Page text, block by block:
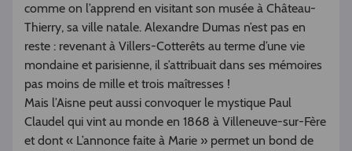
comme on l’apprend en visitant son musée à Château-
Thierry, sa ville natale. Alexandre Dumas n’est pas en
reste : revenant à Villers-Cotterêts au terme d’une vie
mondaine et parisienne, il s’attribuait dans ses mémoires
pas moins de mille et trois maîtresses !
Mais l’Aisne peut aussi convoquer le mystique Paul
Claudel qui vint au monde en 1868 à Villeneuve-sur-Fère
et dont « L’annonce faite à Marie » permet un bond de